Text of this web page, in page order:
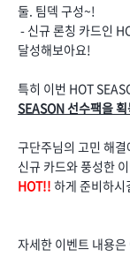
둘. 팀덱 구성~!
- 신규 론칭 카드인
달성해보아요!
특히 이번 HOT
SEASON 선수팩을
구단주님의 고민 해
신규 카드와 풍성한
HOT!! 하게 준비하시
자세한 이벤트 내용은